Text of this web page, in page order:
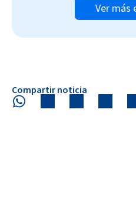
Ver más
Compartir noticia